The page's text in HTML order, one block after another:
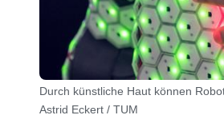
Durch künstliche Haut können
Astrid Eckert / TUM